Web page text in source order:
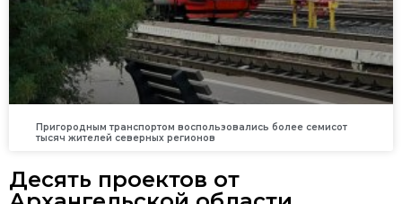
Пригородным транспортом воспользовались более семисот
тысяч жителей северных регионов
Десять проектов от